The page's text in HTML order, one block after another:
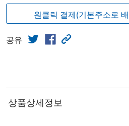
원클릭 결제(기본주소로
공유
상품상세정보